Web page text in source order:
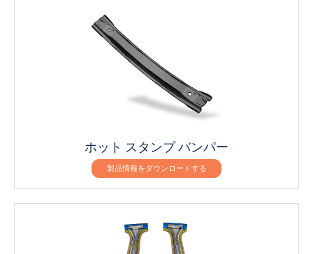
ホット スタンプ バンパー
製品情報をダウンロードする